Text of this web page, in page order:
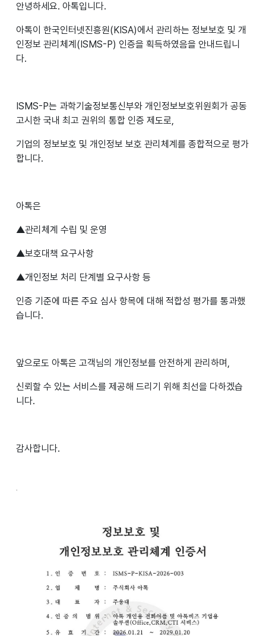
안녕하세요. 아톡입니다.
아톡이 한국인터넷진흥원(KISA)에서 관리하는 정보보호 및 개
인정보 관리체계(ISMS-P) 인증을 획득하였음을 안내드립니
다.
ISMS-P는 과학기술정보통신부와 개인정보보호위원회가 공동
고시한 국내 최고 권위의 통합 인증 제도로,
기업의 정보보호 및 개인정보 보호 관리체계를 종합적으로 평가
합니다.
아톡은
▲관리체계 수립 및 운영
▲보호대책 요구사항
▲개인정보 처리 단계별 요구사항 등
인증 기준에 따른 주요 심사 항목에 대해 적합성 평가를 통과했
습니다.
앞으로도 아톡은 고객님의 개인정보를 안전하게 관리하며,
신뢰할 수 있는 서비스를 제공해 드리기 위해 최선을 다하겠습
니다.
감사합니다.